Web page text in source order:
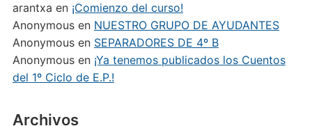
arantxa en ¡Comienzo del curso!
Anonymousen NUESTRO GRUPO DE AYUDANTES
Anonymousen SEPARADORES DE 4º B
Anonymousen ¡Ya tenemos publicados los Cuentos
del 1º Ciclo de E.P.!
Archivos